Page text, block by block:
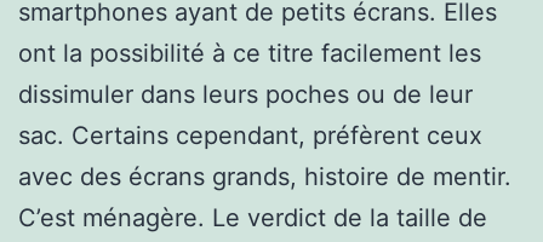
smartphones ayant de petits écrans. Elles
ont la possibilité à ce titre facilement les
dissimuler dans leurs poches ou de leur
sac. Certains cependant, préfèrent ceux
avec des écrans grands, histoire de mentir.
C’est ménagère. Le verdict de la taille de